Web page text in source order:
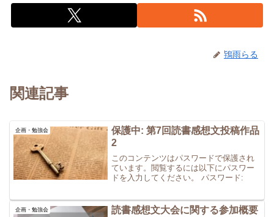
鴇雨らる
関連記事
企画・勉強会
保護中: 第7回読書感想文投稿作品
2
このコンテンツはパスワードで保護され
ています。閲覧するには以下にパスワー
ドを入力してください。 パスワード:
企画・勉強会
読書感想文大会に関する参加概要